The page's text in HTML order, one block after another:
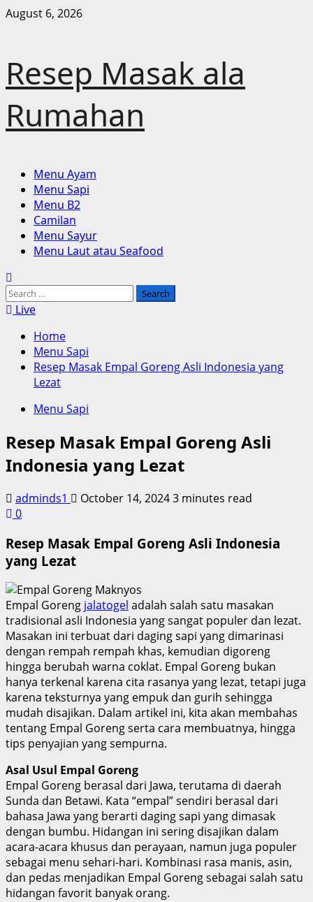
Skip
August 6, 2026
Resep Masak ala
Rumahan
Primary
Menu
Menu Ayam
Menu Sapi
Menu B2
Camilan
Menu Sayur
Menu Laut atau Seafood
Search
for:Live
Home
Menu Sapi
Resep Masak Empal Goreng Asli Indonesia yang
Lezat
Menu Sapi
Resep Masak Empal Goreng Asli
Indonesia yang Lezat
adminds1 October 14, 20243 minutes read
0
Resep Masak Empal Goreng Asli Indonesia
yang Lezat
Empal Goreng jalatogel adalah salah satu masakan
tradisional asli Indonesia yang sangat populer dan lezat.
Masakan ini terbuat dari daging sapi yang dimarinasi
dengan rempah rempah khas, kemudian digoreng
hingga berubah warna coklat. Empal Goreng bukan
hanya terkenal karena cita rasanya yang lezat, tetapi juga
karena teksturnya yang empuk dan gurih sehingga
mudah disajikan. Dalam artikel ini, kita akan membahas
tentang Empal Goreng serta cara membuatnya, hingga
tips penyajian yang sempurna.
Asal Usul Empal Goreng
Empal Goreng berasal dari Jawa, terutama di daerah
Sunda dan Betawi. Kata “empal” sendiri berasal dari
bahasa Jawa yang berarti daging sapi yang dimasak
dengan bumbu. Hidangan ini sering disajikan dalam
acara-acara khusus dan perayaan, namun juga populer
sebagai menu sehari-hari. Kombinasi rasa manis, asin,
dan pedas menjadikan Empal Goreng sebagai salah satu
hidangan favorit banyak orang.